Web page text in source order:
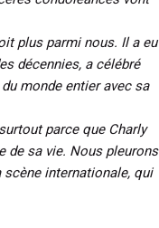
plus parmi nous. Il a eu
décennies, a célébré
monde entier avec sa
parce que Charly
de sa vie. Nous pleurons
internationale, qui